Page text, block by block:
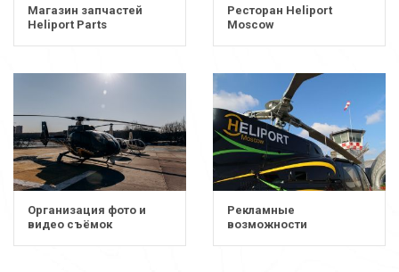
Магазин запчастей
Heliport Parts
Ресторан Heliport
Moscow
Организация фото и
видео съёмок
Рекламные
возможности